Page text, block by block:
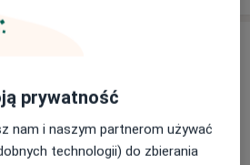
prywatność
nam i naszym partnerom używać
technologii) do zbierania